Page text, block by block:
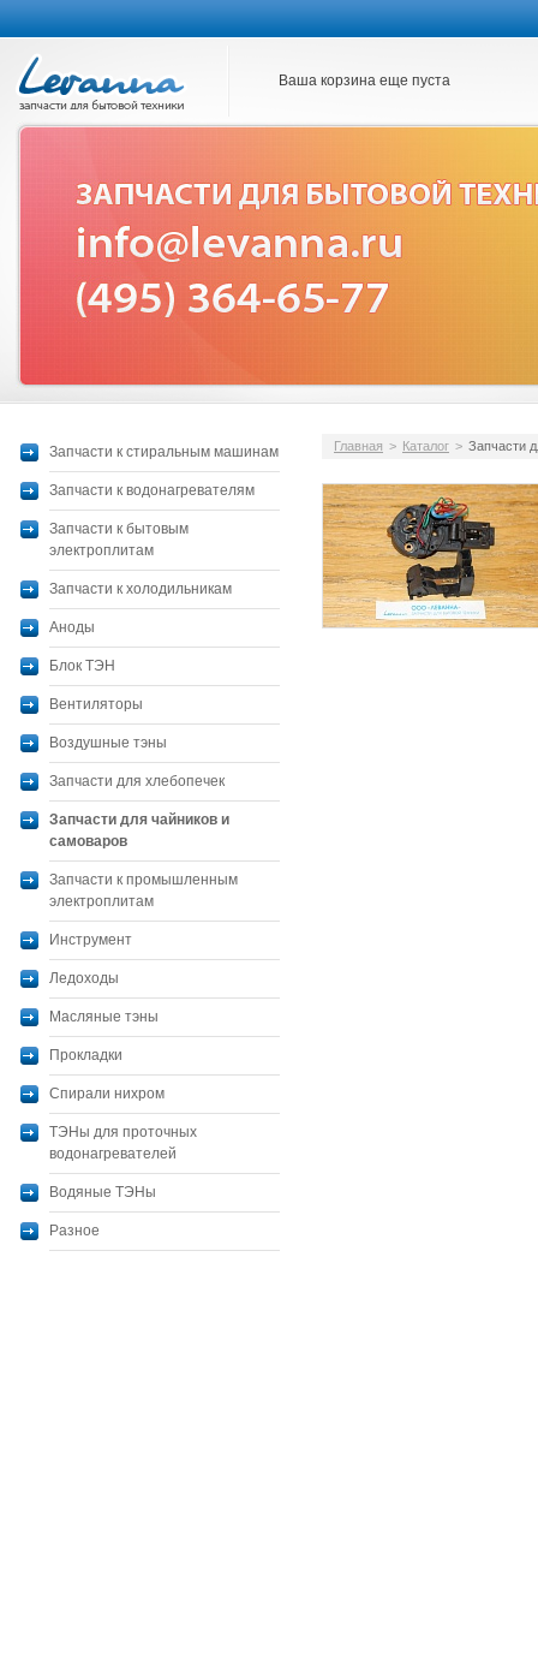
Ваша корзина еще пуста
Запчасти к стиральным машинам
Запчасти к водонагревателям
Запчасти к бытовым
электроплитам
Запчасти к холодильникам
Аноды
Блок ТЭН
Вентиляторы
Воздушные тэны
Запчасти для хлебопечек
Запчасти для чайников и
самоваров
Запчасти к промышленным
электроплитам
Инструмент
Ледоходы
Масляные тэны
Прокладки
Спирали нихром
ТЭНы для проточных
водонагревателей
Водяные ТЭНы
Разное
Главная > Каталог > Запчасти